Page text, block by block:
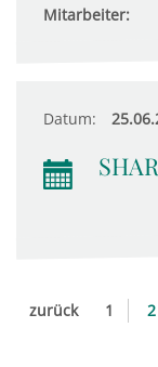
Mitarbeiter:
Datum:
zurück 1 2